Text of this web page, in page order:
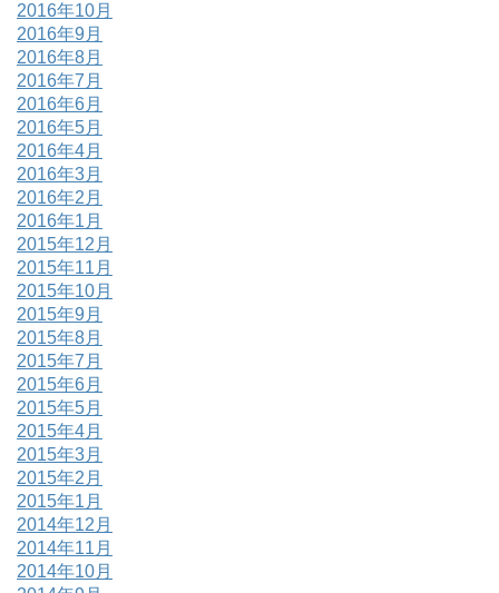
2016年10月
2016年9月
2016年8月
2016年7月
2016年6月
2016年5月
2016年4月
2016年3月
2016年2月
2016年1月
2015年12月
2015年11月
2015年10月
2015年9月
2015年8月
2015年7月
2015年6月
2015年5月
2015年4月
2015年3月
2015年2月
2015年1月
2014年12月
2014年11月
2014年10月